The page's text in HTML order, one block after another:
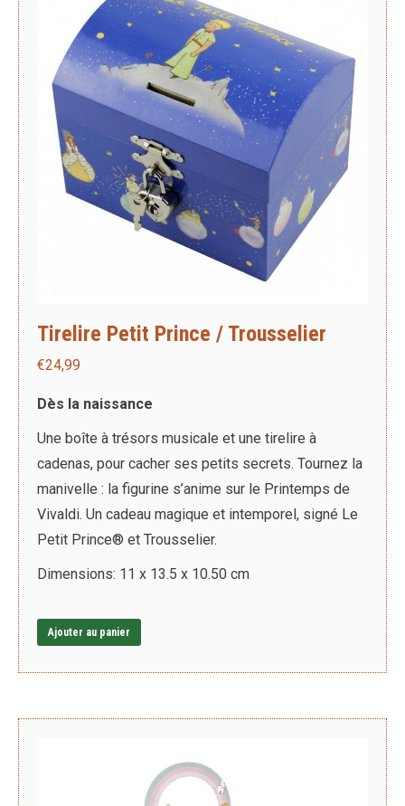
Tirelire Petit Prince / Trousselier
€24,99
Dès la naissance
Une boîte à trésors musicale et une tirelire à
cadenas, pour cacher ses petits secrets. Tournez la
manivelle : la figurine s’anime sur le Printemps de
Vivaldi. Un cadeau magique et intemporel, signé Le
Petit Prince® et Trousselier.
Dimensions: 11 x 13.5 x 10.50 cm
Ajouter au panier